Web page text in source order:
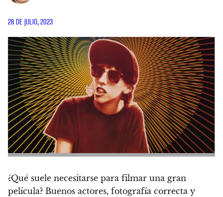
28 DE JULIO, 2023
¿Qué suele necesitarse para filmar una gran
película? Buenos actores, fotografía correcta y